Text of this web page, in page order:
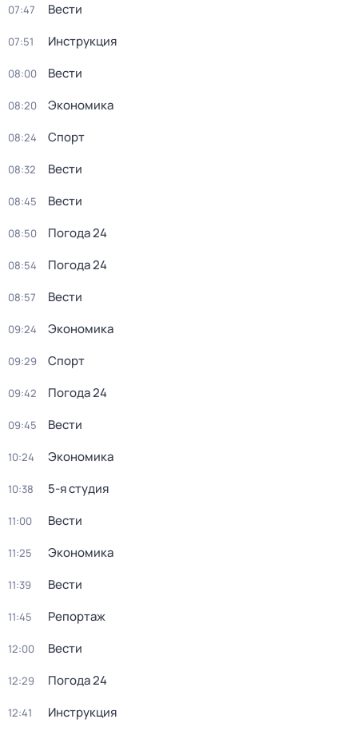
07:47 Вести
07:51 Инструкция
08:00 Вести
08:20 Экономика
08:24 Спорт
08:32 Вести
08:45 Вести
08:50 Погода 24
08:54 Погода 24
08:57 Вести
09:24 Экономика
09:29 Спорт
09:42 Погода 24
09:45 Вести
10:24 Экономика
10:38 5-я студия
11:00 Вести
11:25 Экономика
11:39 Вести
11:45 Репортаж
12:00 Вести
12:29 Погода 24
12:41 Инструкция